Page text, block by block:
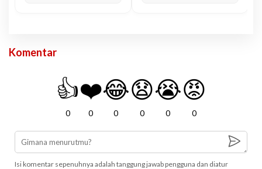
Komentar
👍
0
❤️
0
😂
0
😧
0
😭
0
😡
0
Isi komentar sepenuhnya adalah tanggung jawab pengguna dan diatur